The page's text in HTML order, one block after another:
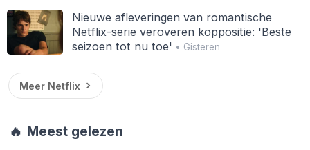
Nieuwe afleveringen van romantische
Netflix-serie veroveren koppositie: 'Beste
seizoen tot nu toe' • Gisteren
Meer Netflix
🔥 Meest gelezen